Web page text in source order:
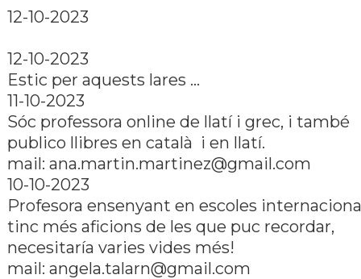
12-10-2023
12-10-2023
Estic per aquests lares ...
11-10-2023
Sóc professora online de llatí­ i grec, i també
publico llibres en català i en llatí­.
mail: ana.martin.martinez@gmail.com
10-10-2023
Profesora ensenyant en escoles
tinc més aficions de les que puc recordar,
necesitarí­a varies vides més!
mail: angela.talarn@gmail.com